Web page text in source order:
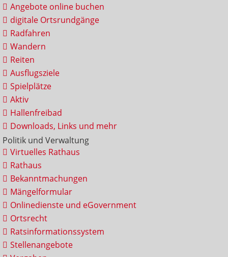
Angebote online buchen
digitale Ortsrundgänge
Radfahren
Wandern
Reiten
Ausflugsziele
Spielplätze
Aktiv
Hallenfreibad
Downloads, Links und mehr
Politik und Verwaltung
Virtuelles Rathaus
Rathaus
Bekanntmachungen
Mängelformular
Onlinedienste und eGovernment
Ortsrecht
Ratsinformationssystem
Stellenangebote